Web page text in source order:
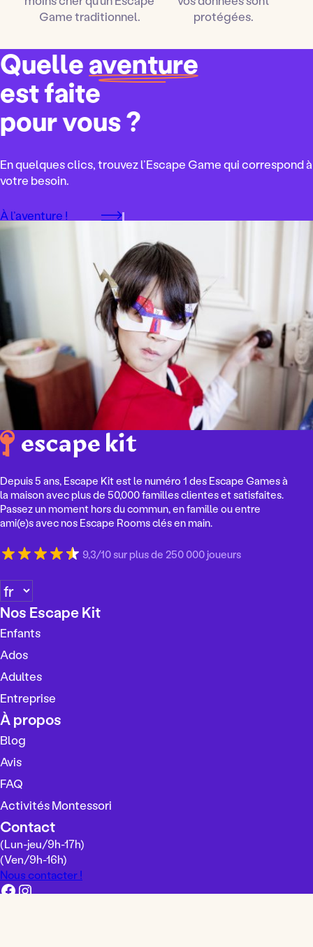
Game traditionnel.
protégées.
Quelleaventure
est faite
pour vous ?
En quelques clics, trouvez l’Escape Game qui correspond à
votre besoin.
À l’aventure !
Depuis 5 ans, Escape Kit est le numéro 1 des Escape Games à
la maison avec plus de 50,000 familles clientes et satisfaites.
Passez un moment hors du commun, en famille ou entre
ami(e)s avec nos Escape Rooms clés en main.
9,3/10 sur plus de 250 000 joueurs
C
h
o
i
s
r
u
n
l
a
n
u
e
Nos Escape Kit
Enfants
Ados
Adultes
Entreprise
À propos
Blog
Avis
FAQ
Activités Montessori
Contact
(Lun-jeu/9h-17h)
(Ven/9h-16h)
Nous contacter !
Facebook Instagram